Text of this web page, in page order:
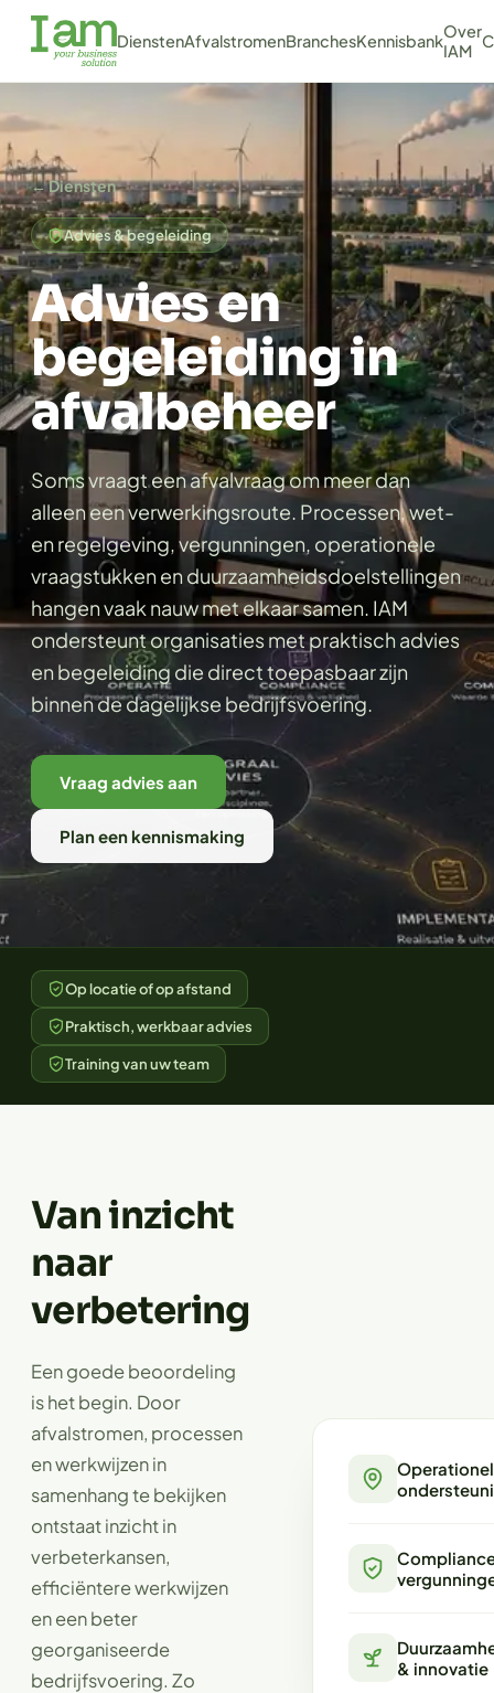
DienstenAfvalstromenBranchesKennisbankOver
IAM
← Diensten
Advies & begeleiding
Advies en
begeleiding in
afvalbeheer
Soms vraagt een afvalvraag om meer dan
alleen een verwerkingsroute. Processen, wet-
en regelgeving, vergunningen, operationele
vraagstukken en duurzaamheidsdoelstellingen
hangen vaak nauw met elkaar samen. IAM
ondersteunt organisaties met praktisch advies
en begeleiding die direct toepasbaar zijn
binnen de dagelijkse bedrijfsvoering.
Vraag advies aan
Plan een kennismaking
Op locatie of op afstand
Praktisch, werkbaar advies
Training van uw team
Van inzicht
naar
verbetering
Een goede beoordeling
is het begin. Door
afvalstromen, processen
en werkwijzen in
samenhang te bekijken
ontstaat inzicht in
verbeterkansen,
efficiëntere werkwijzen
en een beter
georganiseerde
bedrijfsvoering. Zo
& innovatie